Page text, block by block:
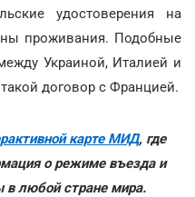
удостоверения на
проживания. Подобные
Украиной, Италией и
договор с Францией.
карте МИД, где
о режиме въезда и
в любой стране мира.